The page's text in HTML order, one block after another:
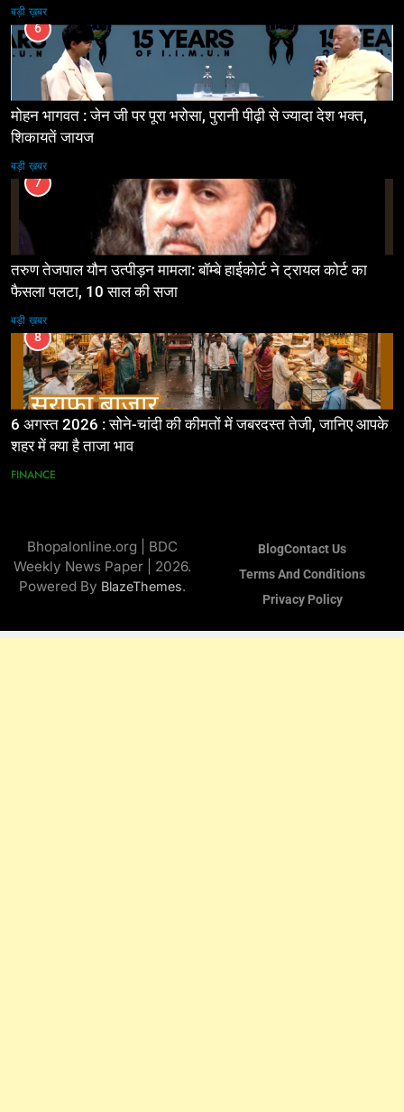
बड़ी ख़बर
6
मोहन भागवत : जेन जी पर पूरा भरोसा, पुरानी पीढ़ी से ज्यादा देश भक्त,
शिकायतें जायज
बड़ी ख़बर
7
तरुण तेजपाल यौन उत्पीड़न मामला: बॉम्बे हाईकोर्ट ने ट्रायल कोर्ट का
फैसला पलटा, 10 साल की सजा
बड़ी ख़बर
8
6 अगस्त 2026 : सोने-चांदी की कीमतों में जबरदस्त तेजी, जानिए आपके
शहर में क्या है ताजा भाव
FINANCE
Bhopalonline.org | BDC
Weekly News Paper | 2026.
Powered By BlazeThemes.
BlogContact Us
Terms And Conditions
Privacy Policy